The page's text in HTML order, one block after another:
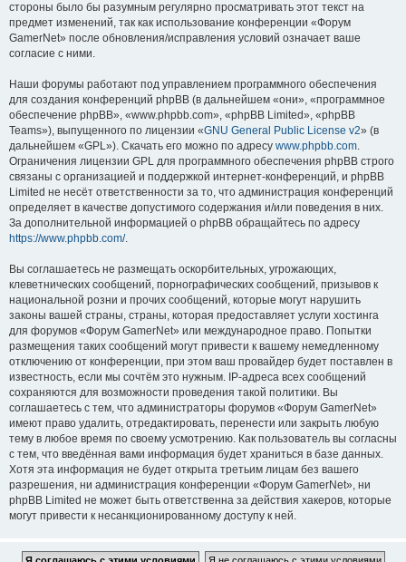
стороны было бы разумным регулярно просматривать этот текст на
предмет изменений, так как использование конференции «Форум
GamerNet» после обновления/исправления условий означает ваше
согласие с ними.
Наши форумы работают под управлением программного обеспечения
для создания конференций phpBB (в дальнейшем «они», «программное
обеспечение phpBB», «www.phpbb.com», «phpBB Limited», «phpBB
Teams»), выпущенного по лицензии «GNU General Public License v2» (в
дальнейшем «GPL»). Скачать его можно по адресу www.phpbb.com.
Ограничения лицензии GPL для программного обеспечения phpBB строго
связаны с организацией и поддержкой интернет-конференций, и phpBB
Limited не несёт ответственности за то, что администрация конференций
определяет в качестве допустимого содержания и/или поведения в них.
За дополнительной информацией о phpBB обращайтесь по адресу
https://www.phpbb.com/.
Вы соглашаетесь не размещать оскорбительных, угрожающих,
клеветнических сообщений, порнографических сообщений, призывов к
национальной розни и прочих сообщений, которые могут нарушить
законы вашей страны, страны, которая предоставляет услуги хостинга
для форумов «Форум GamerNet» или международное право. Попытки
размещения таких сообщений могут привести к вашему немедленному
отключению от конференции, при этом ваш провайдер будет поставлен в
известность, если мы сочтём это нужным. IP-адреса всех сообщений
сохраняются для возможности проведения такой политики. Вы
соглашаетесь с тем, что администраторы форумов «Форум GamerNet»
имеют право удалить, отредактировать, перенести или закрыть любую
тему в любое время по своему усмотрению. Как пользователь вы согласны
с тем, что введённая вами информация будет храниться в базе данных.
Хотя эта информация не будет открыта третьим лицам без вашего
разрешения, ни администрация конференции «Форум GamerNet», ни
phpBB Limited не может быть ответственна за действия хакеров, которые
могут привести к несанкционированному доступу к ней.